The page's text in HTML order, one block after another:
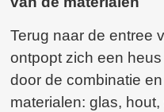
Terug naar de entree
ontpopt zich een
door de combinatie
materialen: glas,